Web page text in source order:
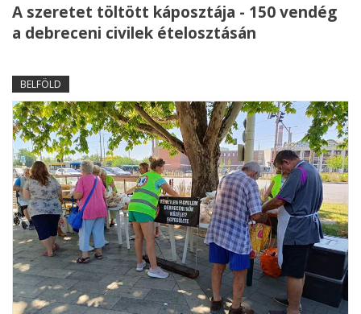
A szeretet töltött káposztája - 150 vendég
a debreceni civilek ételosztásán
BELFÖLD